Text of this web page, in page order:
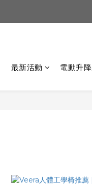
最新活動 電動升